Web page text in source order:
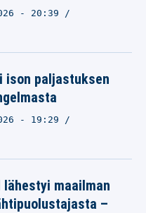
- 20:39
ison paljastuksen
- 19:29
maailman
–